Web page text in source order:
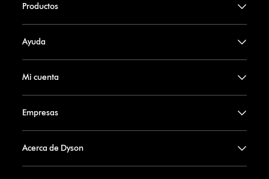
Productos
Ayuda
Mi cuenta
Empresas
Acerca de Dyson